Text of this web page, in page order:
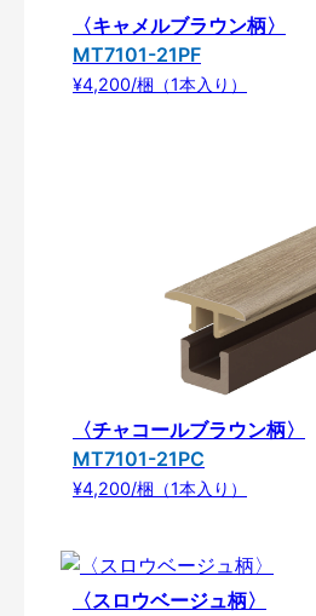
〈キャメルブラウン柄〉
MT7101-21PF
¥4,200/梱（1本入り）
〈チャコールブラウン柄〉
MT7101-21PC
¥4,200/梱（1本入り）
〈スロウベージュ柄〉